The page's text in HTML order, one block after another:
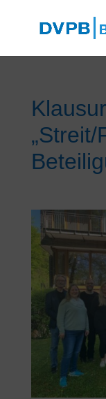
„Streit/